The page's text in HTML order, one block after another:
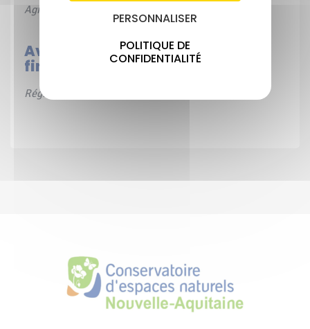
PERSONNALISER
POLITIQUE DE
CONFIDENTIALITÉ
Agriculteurs partenaires
Avec la participation
financière de
Région Nouvelle-Aquitaine